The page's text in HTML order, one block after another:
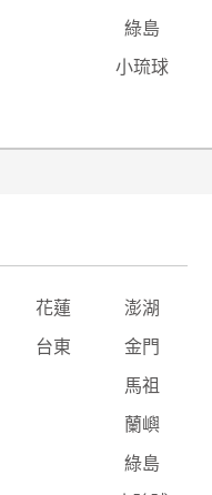
綠島
小琉球
花蓮 澎湖
台東 金門
馬祖
蘭嶼
綠島